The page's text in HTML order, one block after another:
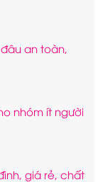
an toàn,
nhóm ít người
giá rẻ, chất